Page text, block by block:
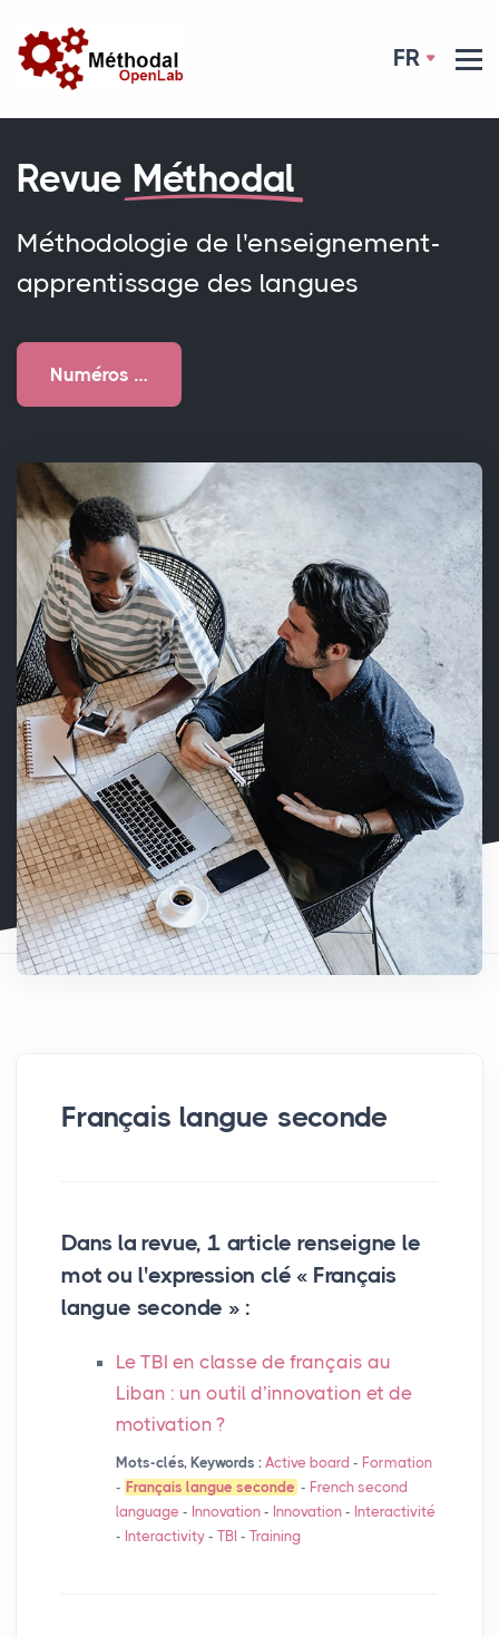
FR
Revue Méthodal
Méthodologie de l'enseignement-
apprentissage des langues
Numéros …
Français langue seconde
Dans la revue, 1 article renseigne le
mot ou l'expression clé « Français
langue seconde » :
Le TBI en classe de français au
Liban : un outil d’innovation et de
motivation ?
Mots-clés, Keywords : Active board - Formation
- Français langue seconde - French second
language - Innovation- Innovation- Interactivité
- Interactivity- TBI - Training